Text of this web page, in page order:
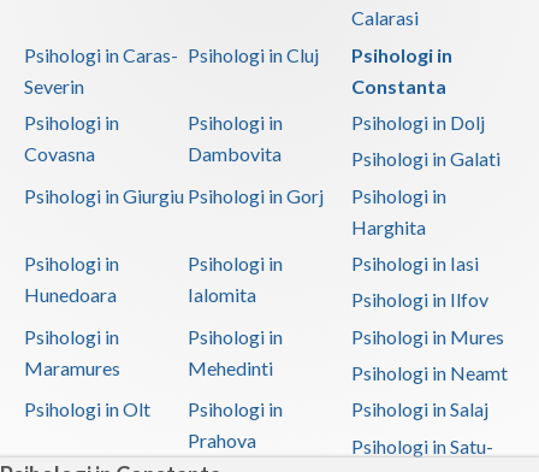
Calarasi
Psihologi in Caras-
Severin
Psihologi in Cluj
Psihologi in
Constanta
Psihologi in
Covasna
Psihologi in
Dambovita
Psihologi in Dolj
Psihologi in Galati
Psihologi in Giurgiu Psihologi in Gorj
Psihologi in
Harghita
Psihologi in
Hunedoara
Psihologi in
Ialomita
Psihologi in Iasi
Psihologi in Ilfov
Psihologi in
Maramures
Psihologi in
Mehedinti
Psihologi in Mures
Psihologi in Neamt
Psihologi in Olt
Psihologi in
Prahova
Psihologi in Salaj
Psihologi in Satu-